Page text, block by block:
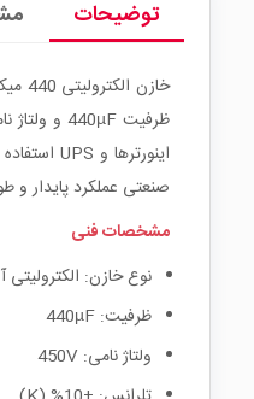
توضیحات
صنعتی عملکرد پایدار
مشخصات فنی
نوع خازن: الکترولیتی
ظرفیت: 440µF
ولتاژ نامی: 450V